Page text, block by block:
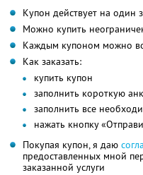
Купон действует на один
Можно купить
Каждым купоном можно
Как заказать:
купить купон
заполнить короткую
заполнить все
нажать кнопку
Покупая купон, я даю
предоставленных мной
заказанной услуги